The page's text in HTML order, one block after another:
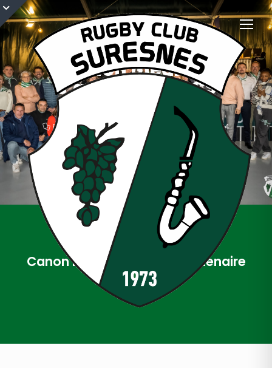
Canon médical
s’associe au RCS
20 novembre 2023
Partenaires Rugby santé,
Saison 2023/2024
partenariat
rugby santé
Canon médical devient partenaire
du RCS !